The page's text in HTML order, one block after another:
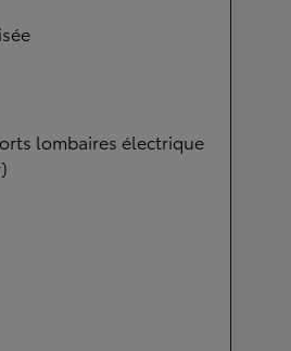
lombaires électrique